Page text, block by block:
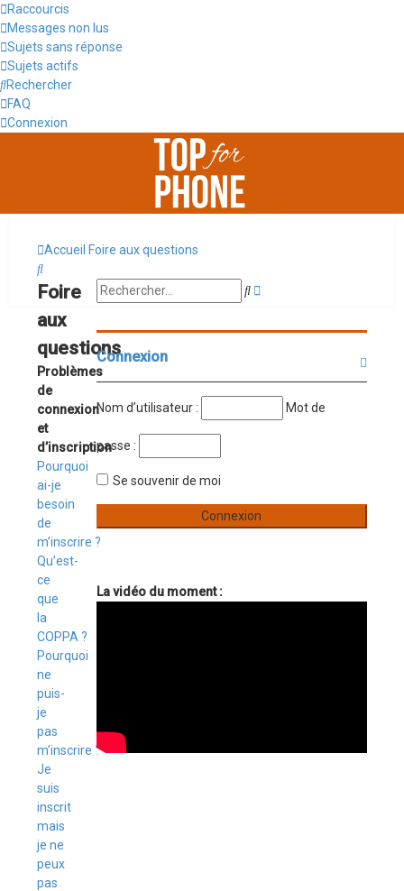
Raccourcis
Messages non lus
Sujets sans réponse
Sujets actifs
Rechercher
FAQ
Connexion
Accueil Foire aux questions
Rechercher
Foire
aux
questions
Problèmes
de
connexion
et
d’inscription
Pourquoi
ai-je
besoin
de
m’inscrire ?
Qu’est-
ce
que
la
COPPA ?
Pourquoi
ne
puis-
je
pas
m’inscrire ?
Je
suis
inscrit
mais
je ne
peux
pas
Rechercher
Recherche
Connexion
Nom d’utilisateur : Mot de
passe :
Se souvenir de moi
La vidéo du moment :